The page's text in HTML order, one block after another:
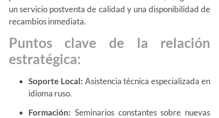
un servicio postventa de calidad y una disponibilidad de
recambios inmediata.
Puntos clave de la relación
estratégica:
Soporte Local: Asistencia técnica especializada en
idioma ruso.
Formación: Seminarios constantes sobre nuevas